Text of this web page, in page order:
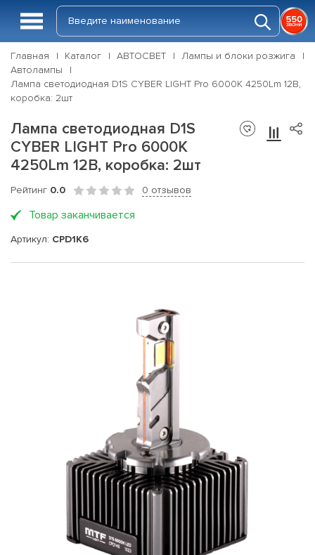
Главная Каталог АВТОСВЕТ
Лампы и блоки розжига
Автолампы
Лампа светодиодная D1S CYBER LIGHT Pro 6000K 4250Lm 12В,
коробка: 2шт
Лампа светодиодная D1S
CYBER LIGHT Pro 6000K
4250Lm 12В, коробка: 2шт
Рейтинг 0.0 0 отзывов
Товар заканчивается
Артикул: CPD1K6